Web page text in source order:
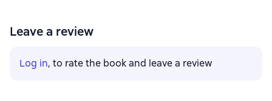
Leave a review
Log in, to rate the book and leave a review